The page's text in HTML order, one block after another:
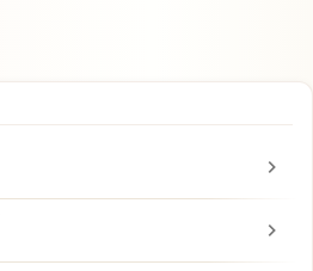
chevron_right
chevron_right